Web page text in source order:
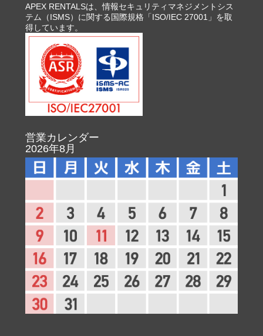
APEX RENTALSは、情報セキュリティマネジメントシス
テム（ISMS）に関する国際規格「ISO/IEC 27001」を取
得しています。
営業カレンダー
2026年8月